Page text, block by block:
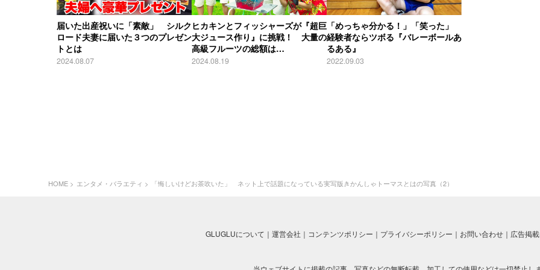
届いた出産祝いに「素敵」 シルク
ロード夫妻に届いた３つのプレゼン
トとは
2024.08.07
ヒカキンとフィッシャーズが『超巨
大ジュース作り』に挑戦！ 大量の
高級フルーツの総額は…
2024.08.19
「めっちゃ分かる！」「笑った」
経験者ならツボる『バレーボールあ
るある』
2022.09.03
HOME エンタメ・バラエティ 「悔しいけどお茶吹いた」 ネット上で話題になっている実写版きかんしゃトーマスとはの写真（2）
GLUGLUについて 運営会社 コンテンツポリシー プライバシーポリシー お問い合わせ 広告掲